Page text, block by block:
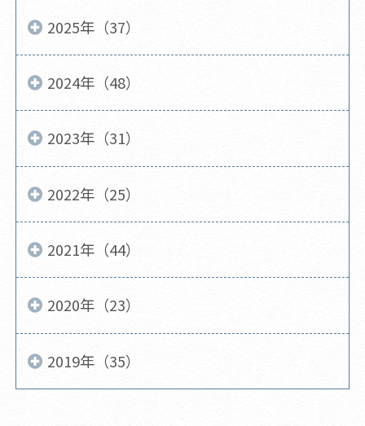
2025年（37）
2024年（48）
2023年（31）
2022年（25）
2021年（44）
2020年（23）
2019年（35）